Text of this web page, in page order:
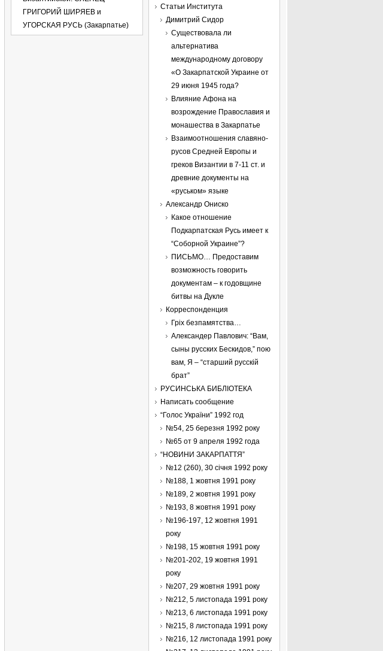
ГРИГОРИЙ ШИРЯЕВ и
УГОРСКАЯ РУСЬ (Закарпатье)
Статьи Института
Димитрий Сидор
Существовала ли
альтернатива
международному договору
«О Закарпатской Украине от
29 июня 1945 года?
Влияние Афона на
возрождение Православия и
монашества в Закарпатье
Взаимоотношения славяно-
русов Средней Европы и
греков Византии в 7-11 ст. и
древние документы на
«руськом» языке
Александр Ониско
Какое отношение
Подкарпатская Русь имеет к
“Соборной Украине”?
ПИСЬМО… Предоставим
возможность говорить
документам – к годовщине
битвы на Дукле
Корреспонденция
Гріх безпамятства…
Александер Павлович: “Вам,
сыны русских Бескидов,” пою
вам, Я – “старший русскій
брат”
РУСИНСЬКА БИБЛІОТЕКА
Написать сообщение
“Голос України” 1992 год
№54, 25 березня 1992 року
№65 от 9 апреля 1992 года
“НОВИНИ ЗАКАРПАТТЯ”
№12 (260), 30 cічня 1992 року
№188, 1 жовтня 1991 року
№189, 2 жовтня 1991 року
№193, 8 жовтня 1991 року
№196-197, 12 жовтня 1991
року
№198, 15 жовтня 1991 року
№201-202, 19 жовтня 1991
року
№207, 29 жовтня 1991 року
№212, 5 листопада 1991 року
№213, 6 листопада 1991 року
№215, 8 листопада 1991 року
№216, 12 листопада 1991 року